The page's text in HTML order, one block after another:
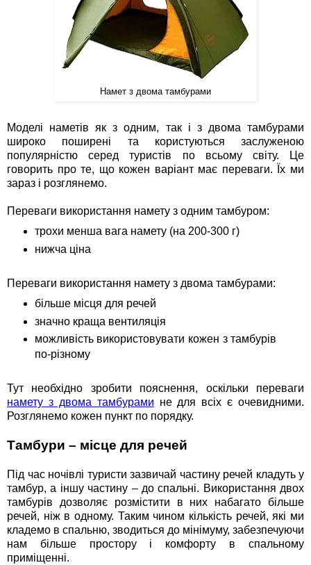
Намет з двома тамбурами
Моделі наметів як з одним, так і з двома тамбурами
широко поширені та користуються заслуженою
популярністю серед туристів по всьому світу. Це
говорить про те, що кожен варіант має переваги. Їх ми
зараз і розглянемо.
Переваги використання намету з одним тамбуром:
трохи менша вага намету (на 200-300 г)
нижча ціна
Переваги використання намету з двома тамбурами:
більше місця для речей
значно краща вентиляція
можливість використовувати кожен з тамбурів
по-різному
Тут необхідно зробити пояснення, оскільки переваги
намету з двома тамбурами не для всіх є очевидними.
Розглянемо кожен пункт по порядку.
Тамбури – місце для речей
Під час ночівлі туристи зазвичай частину речей кладуть у
тамбур, а іншу частину – до спальні. Використання двох
тамбурів дозволяє розмістити в них набагато більше
речей, ніж в одному. Таким чином кількість речей, які ми
кладемо в спальню, зводиться до мінімуму, забезпечуючи
нам більше простору і комфорту в спальному
приміщенні.